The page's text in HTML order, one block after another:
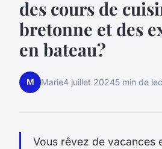
des cours de
bretonne et des
en bateau?
M Marie4 juillet 20245 min de
Vous rêvez de vacances